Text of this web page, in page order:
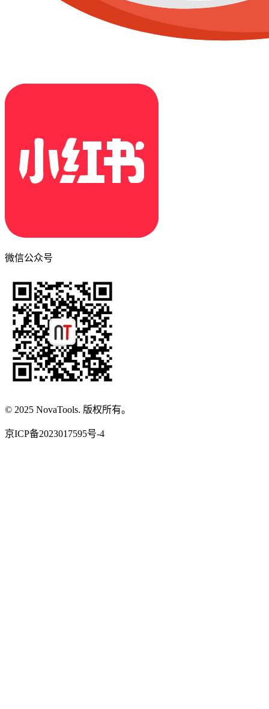
微信公众号
© 2025 NovaTools. 版权所有。
京ICP备2023017595号-4